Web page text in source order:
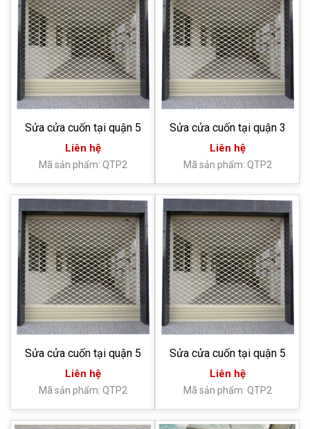
Sửa cửa cuốn tại quận 5
Liên hệ
Mã sản phẩm: QTP2
Sửa cửa cuốn tại quận 3
Liên hệ
Mã sản phẩm: QTP2
Sửa cửa cuốn tại quận 5
Liên hệ
Mã sản phẩm: QTP2
Sửa cửa cuốn tại quận 5
Liên hệ
Mã sản phẩm: QTP2